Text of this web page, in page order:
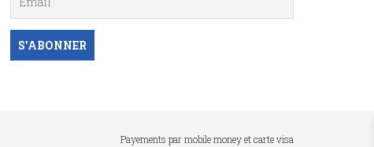
Payements par mobile money et carte visa